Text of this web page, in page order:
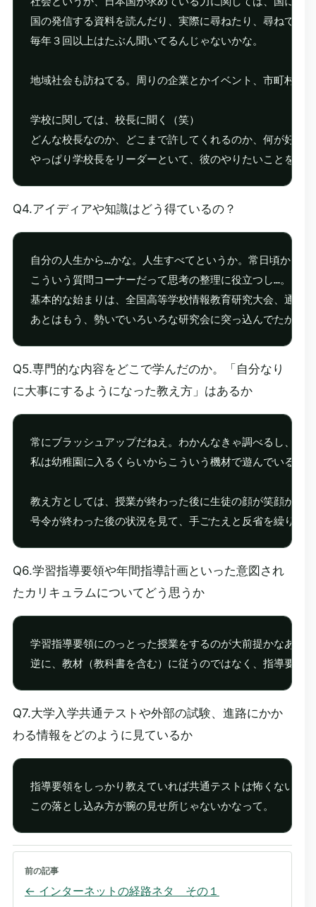
国の発信する資料を読んだり、実際に尋ねたり、尋ねても
毎年３回以上はたぶん聞いてるんじゃないかな。
地域社会も訪ねてる。周りの企業とかイベント、市町村に
学校に関しては、校長に聞く（笑）
どんな校長なのか、どこまで許してくれるのか、何が好き
Q4.アイディアや知識はどう得ているの？
自分の人生から…かな。人生すべてというか。常日頃か
こういう質問コーナーだって思考の整理に役立つし…。
基本的な始まりは、全国高等学校情報教育研究大会、通称
あとはもう、勢いでいろいろな研究会に突っ込んでたかなあ
Q5.専門的な内容をどこで学んだのか。「自分なり
に大事にするようになった教え方」はあるか
常にブラッシュアップだねえ。わかんなきゃ調べるし、や
私は幼稚園に入るくらいからこういう機材で遊んでいるの
教え方としては、授業が終わった後に生徒の顔が笑顔か否
Q6.学習指導要領や年間指導計画といった意図され
たカリキュラムについてどう思うか
学習指導要領にのっとった授業をするのが大前提かなあ。
逆に、教材（教科書を含む）に従うのではなく、指導要領
Q7.大学入学共通テストや外部の試験、進路にかか
わる情報をどのように見ているか
指導要領をしっかり教えていれば共通テストは怖くないと
この落とし込み方が腕の見せ所じゃないかなって。
前の記事
← インターネットの経路ネタ その１